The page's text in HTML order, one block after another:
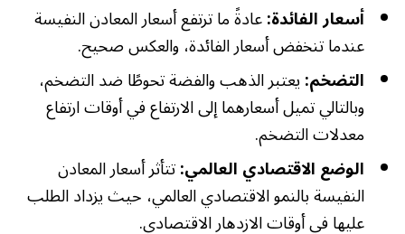
أسعار الفائدة:عادةً ما ترتفع أسعار المعادن النفيسة
عندما تنخفض أسعار الفائدة، والعكس صحيح.
التضخم:يعتبر الذهب والفضة تحوطًا ضد التضخم،
وبالتالي تميل أسعارهما إلى الارتفاع في أوقات ارتفاع
معدلات التضخم.
الوضع الاقتصادي العالمي:تتأثر أسعار المعادن
النفيسة بالنمو الاقتصادي العالمي، حيث يزداد الطلب
عليها في أوقات الازدهار الاقتصادي.